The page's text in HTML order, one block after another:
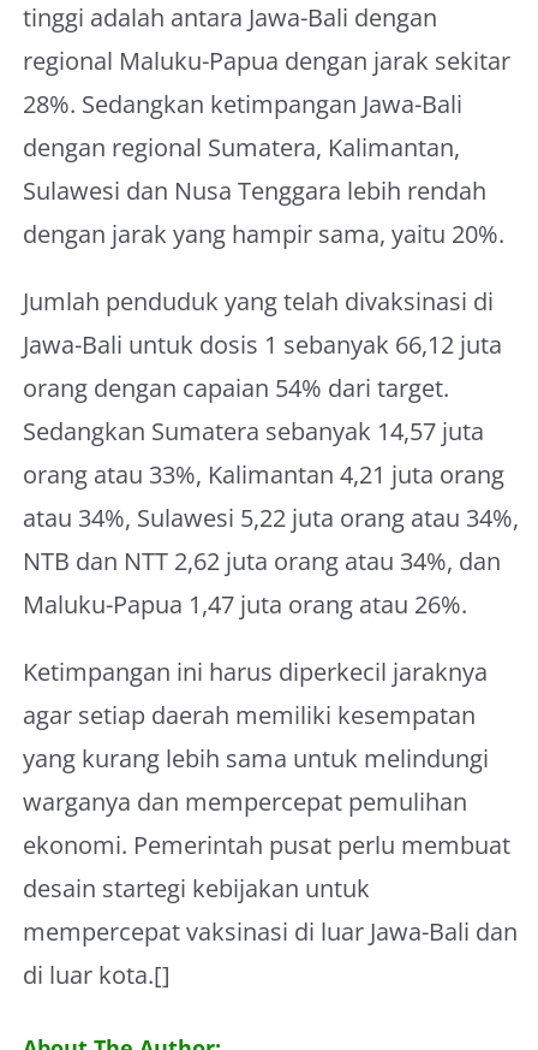
tinggi adalah antara Jawa-Bali dengan
regional Maluku-Papua dengan jarak sekitar
28%. Sedangkan ketimpangan Jawa-Bali
dengan regional Sumatera, Kalimantan,
Sulawesi dan Nusa Tenggara lebih rendah
dengan jarak yang hampir sama, yaitu 20%.
Jumlah penduduk yang telah divaksinasi di
Jawa-Bali untuk dosis 1 sebanyak 66,12 juta
orang dengan capaian 54% dari target.
Sedangkan Sumatera sebanyak 14,57 juta
orang atau 33%, Kalimantan 4,21 juta orang
atau 34%, Sulawesi 5,22 juta orang atau 34%,
NTB dan NTT 2,62 juta orang atau 34%, dan
Maluku-Papua 1,47 juta orang atau 26%.
Ketimpangan ini harus diperkecil jaraknya
agar setiap daerah memiliki kesempatan
yang kurang lebih sama untuk melindungi
warganya dan mempercepat pemulihan
ekonomi. Pemerintah pusat perlu membuat
desain startegi kebijakan untuk
mempercepat vaksinasi di luar Jawa-Bali dan
di luar kota.[]